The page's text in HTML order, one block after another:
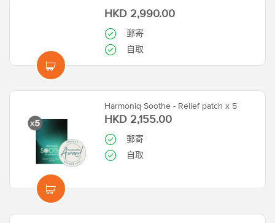
HKD 2,990.00
郵寄
自取
Harmoniq Soothe - Relief patch x 5
HKD 2,155.00
郵寄
自取